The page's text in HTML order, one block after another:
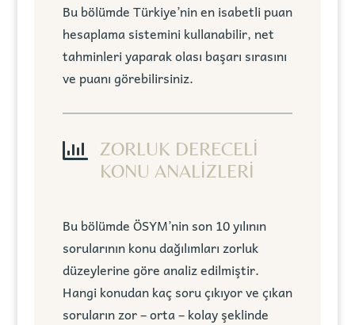
Bu bölümde Türkiye’nin en isabetli puan
hesaplama sistemini kullanabilir, net
tahminleri yaparak olası başarı sırasını
ve puanı görebilirsiniz.

ZORLUK DERECELİ
KONU ANALİZLERİ
Bu bölümde ÖSYM’nin son 10 yılının
sorularının konu dağılımları zorluk
düzeylerine göre analiz edilmiştir.
Hangi konudan kaç soru çıkıyor ve çıkan
soruların zor – orta – kolay şeklinde